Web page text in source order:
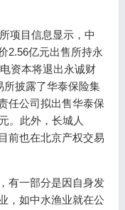
项目信息显示，中
2.56亿元出售所持永
资本将退出永诚财
所披露了华泰保险集
任公司拟出售华泰保
。此外，长城人
前也在北京产权交易
有一部分是因自身发
，如中水渔业就在公